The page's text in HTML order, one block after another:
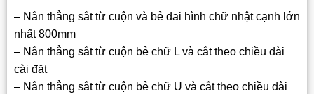
– Nắn thẳng sắt từ cuộn và bẻ đai hình chữ nhật cạnh lớn
nhất 800mm
– Nắn thẳng sắt từ cuộn bẻ chữ L và cắt theo chiều dài
cài đặt
– Nắn thẳng sắt từ cuộn bẻ chữ U và cắt theo chiều dài